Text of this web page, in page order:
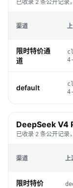
已收录 2 条公开记录
渠道
限时特价通
道
default
DeepSeek V4
已收录 2 条公开记录
渠道 上
限时特价